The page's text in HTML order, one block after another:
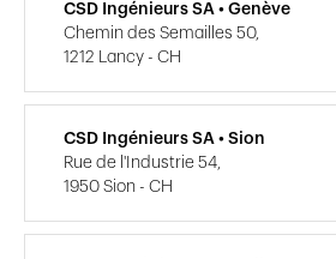
CSD Ingénieurs SA • Genève
Chemin des Semailles 50,
1212 Lancy - CH
CSD Ingénieurs SA • Sion
Rue de l'Industrie 54,
1950 Sion - CH